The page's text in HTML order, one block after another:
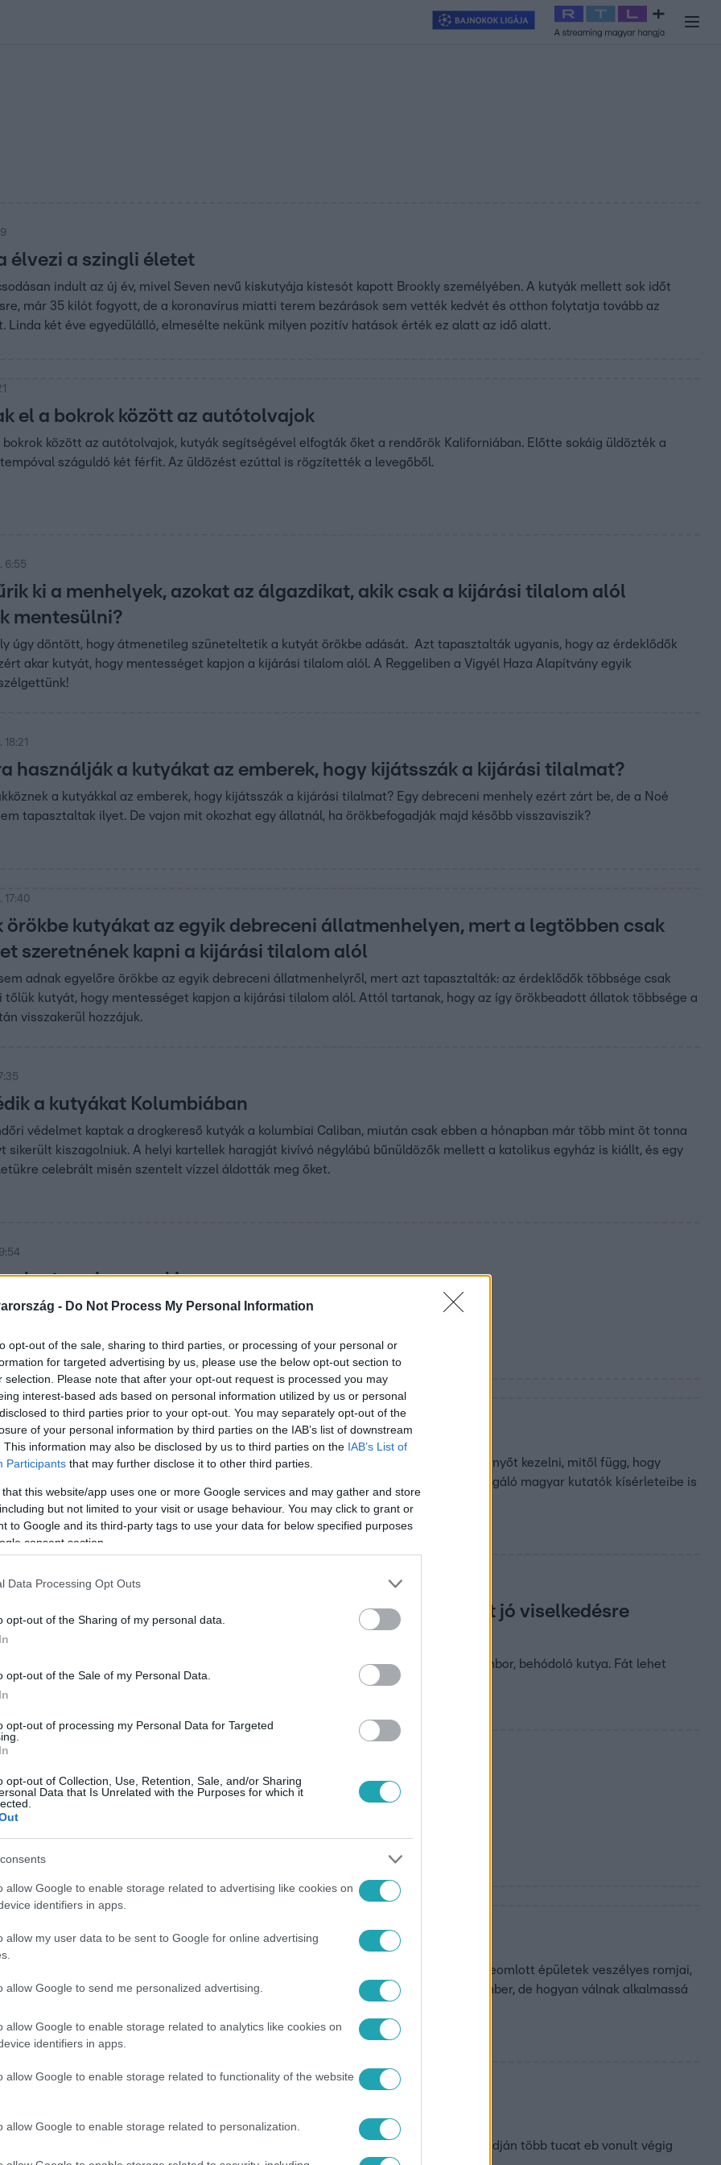
- Do Not Process My Personal Information
opt-out of the sale, sharing to third parties, or processing of your personal or
for targeted advertising by us, please use the below opt-out section to
selection. Please note that after your opt-out request is processed you may
interest-based ads based on personal information utilized by us or personal
to third parties prior to your opt-out. You may separately opt-out of the
of your personal information by third parties on the IAB’s list of downstream
This information may also be disclosed by us to third parties on the IAB’s List of
Participants that may further disclose it to other third parties.
that this website/app uses one or more Google services and may gather and store
but not limited to your visit or usage behaviour. You may click to grant or
to Google and its third-party tags to use your data for below specified purposes
consent section.
Data Processing Opt Outs
opt-out of the Sharing of my personal data.
opt-out of the Sale of my Personal Data.
opt-out of processing my Personal Data for Targeted
opt-out of Collection, Use, Retention, Sale, and/or Sharing
Data that Is Unrelated with the Purposes for which it
allow Google to enable storage related to advertising like cookies on
identifiers in apps.
allow my user data to be sent to Google for online advertising
allow Google to send me personalized advertising.
allow Google to enable storage related to analytics like cookies on
identifiers in apps.
allow Google to enable storage related to functionality of the website
allow Google to enable storage related to personalization.
Exek csatája 2026 Celeb vagyok, ments ki innen
élvezi a szingli életet
indult az új év, mivel Seven nevű kiskutyája kistesót kapott Brookly személyében. A kutyák mellett sok időt
már 35 kilót fogyott, de a koronavírus miatti terem bezárások sem vették kedvét és otthon folytatja tovább az
Linda két éve egyedülálló, elmesélte nekünk milyen pozitív hatások érték ez alatt az idő alatt.
el a bokrok között az autótolvajok
bokrok között az autótolvajok, kutyák segítségével elfogták őket a rendőrök Kaliforniában. Előtte sokáig üldözték a
száguldó két férfit. Az üldözést ezúttal is rögzítették a levegőből.
6:55
ki a menhelyek, azokat az álgazdikat, akik csak a kijárási tilalom alól
mentesülni?
úgy döntött, hogy átmenetileg szüneteltetik a kutyát örökbe adását. Azt tapasztalták ugyanis, hogy az érdeklődők
akar kutyát, hogy mentességet kapjon a kijárási tilalom alól. A Reggeliben a Vigyél Haza Alapítvány egyik
használják a kutyákat az emberek, hogy kijátsszák a kijárási tilalmat?
a kutyákkal az emberek, hogy kijátsszák a kijárási tilalmat? Egy debreceni menhely ezért zárt be, de a Noé
tapasztaltak ilyet. De vajon mit okozhat egy állatnál, ha örökbefogadják majd később visszaviszik?
17:40
örökbe kutyákat az egyik debreceni állatmenhelyen, mert a legtöbben csak
szeretnének kapni a kijárási tilalom alól
adnak egyelőre örökbe az egyik debreceni állatmenhelyről, mert azt tapasztalták: az érdeklődők többsége csak
tőlük kutyát, hogy mentességet kapjon a kijárási tilalom alól. Attól tartanak, hogy az így örökbeadott állatok többsége a
visszakerül hozzájuk.
a kutyákat Kolumbiában
védelmet kaptak a drogkereső kutyák a kolumbiai Caliban, miután csak ebben a hónapban már több mint öt tonna
sikerült kiszagolniuk. A helyi kartellek haragját kivívó négylábú bűnüldözők mellett a katolikus egyház is kiállt, és egy
celebrált misén szentelt vízzel áldották meg őket.
akartam, hogy neki ez rossz
Ez fáj!”
egy komoly döntést hozott.
a kutyák a képernyők világából?
a tévében, egyáltalán milyen színeket érzékelnek? Hogyan képesek az érintőképernyőt kezelni, mitől függ, hogy
a monitorért a másik meg mintha nem is venné észre? A kutyák viselkedést vizsgáló magyar kutatók kísérleteibe is
hogyan videotelefonálnak négylábú szőrös társaink.
Mindenképp olvassunk utána, hogyan kell egy kutyát jó viselkedésre
mellett kevesen mennének el szó nélkül. Rozi, a 10 éves bullmasztif nyugodt, jámbor, behódoló kutya. Fát lehet
a 9 éves Dúcse viszont szöges ellentéte Rozinak.
videókból sem volt hiány a Made in Karanténban!
karantén maga a kánaán! Egész nap a gazdival lehetnek, és
ezekből az ebekből lehetnek hősök
nem ismernek akadályt, ha emberélet forog kockán. Nem számít a tűz, a víz, vagy a beomlott épületek veszélyes romjai,
kockára értünk. A mentőkutyák gyakran önfeláldozóbbak és kitartóbbak, mint az ember, de hogyan válnak alkalmassá
Rio de Janeiróban
kutyáknak is szerveznek karnevált. Vasárnap Rio de Janeiro egyik leghíresebb strandján több tucat eb vonult végig